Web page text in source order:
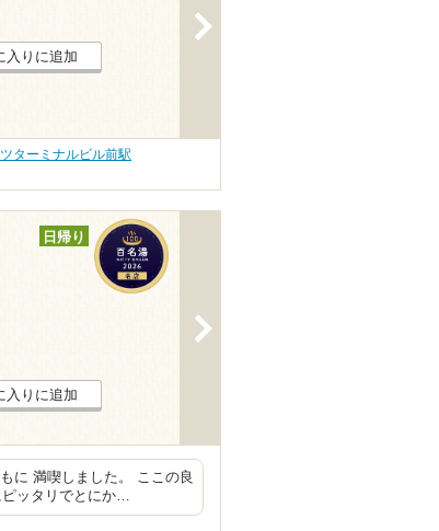
入りに追加
ターミナルビル前駅
日帰り
入りに追加
に 満喫しました。 ここの良
ピッタリでとにか…